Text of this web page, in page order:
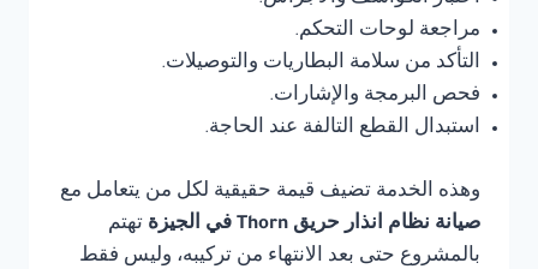
مراجعة لوحات التحكم.
التأكد من سلامة البطاريات والتوصيلات.
فحص البرمجة والإشارات.
استبدال القطع التالفة عند الحاجة.
وهذه الخدمة تضيف قيمة حقيقية لكل من يتعامل مع
صيانة نظام انذار حريق Thorn في الجيزة
تهتم
بالمشروع حتى بعد الانتهاء من تركيبه، وليس فقط